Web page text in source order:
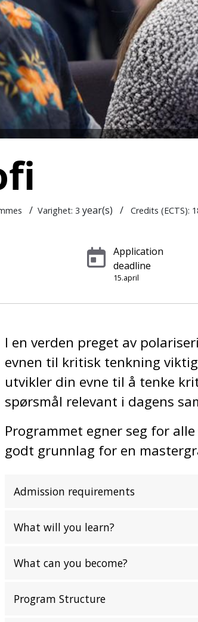
/ Varighet: 3 year(s) / Credits (ECTS):
Application
deadline
15.april
I en verden preget av
evnen til kritisk tenkning
utvikler din evne til å tenke
spørsmål relevant i dagens
Programmet egner seg for
godt grunnlag for en
Admission requirements
What will you learn?
What can you become?
Program Structure